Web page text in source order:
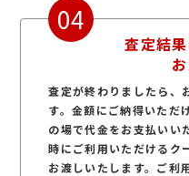
査定結
査定が終わりましたら、
す。金額にご納得いただ
の場で代金をお支払いい
時にご利用いただけるク
お渡しいたします。ご利
04